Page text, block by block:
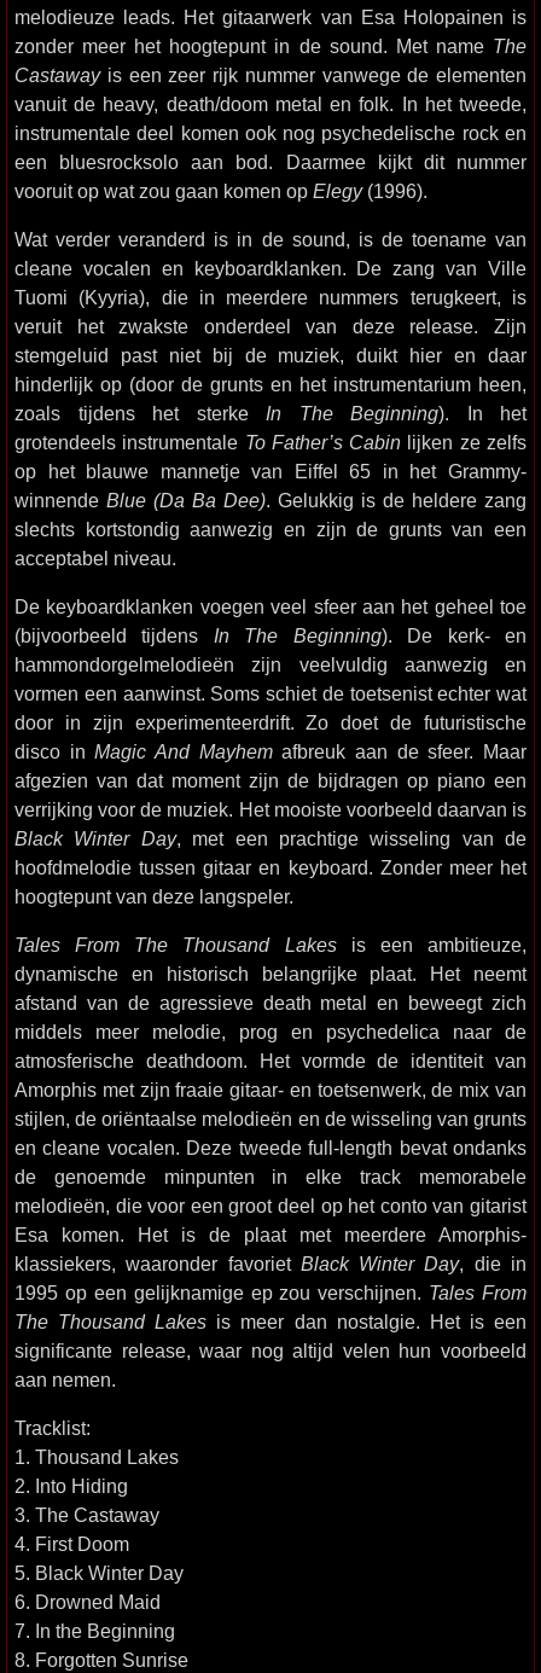
melodieuze leads. Het gitaarwerk van Esa Holopainen is
zonder meer het hoogtepunt in de sound. Met name The
Castawayis een zeer rijk nummer vanwege de elementen
vanuit de heavy, death/doom metal en folk. In het tweede,
instrumentale deel komen ook nog psychedelische rock en
een bluesrocksolo aan bod. Daarmee kijkt dit nummer
vooruit op wat zou gaan komen op Elegy(1996).
Wat verder veranderd is in de sound, is de toename van
cleane vocalen en keyboardklanken. De zang van Ville
Tuomi (Kyyria), die in meerdere nummers terugkeert, is
veruit het zwakste onderdeel van deze release. Zijn
stemgeluid past niet bij de muziek, duikt hier en daar
hinderlijk op (door de grunts en het instrumentarium heen,
zoals tijdens het sterke In The Beginning). In het
grotendeels instrumentale To Father’s Cabin lijken ze zelfs
op het blauwe mannetje van Eiffel 65 in het Grammy-
winnende Blue (Da Ba Dee). Gelukkig is de heldere zang
slechts kortstondig aanwezig en zijn de grunts van een
acceptabel niveau.
De keyboardklanken voegen veel sfeer aan het geheel toe
(bijvoorbeeld tijdens In The Beginning). De kerk- en
hammondorgelmelodieën zijn veelvuldig aanwezig en
vormen een aanwinst. Soms schiet de toetsenist echter wat
door in zijn experimenteerdrift. Zo doet de futuristische
disco inMagic And Mayhemafbreuk aan de sfeer. Maar
afgezien van dat moment zijn de bijdragen op piano een
verrijking voor de muziek. Het mooiste voorbeeld daarvan is
Black Winter Day, met een prachtige wisseling van de
hoofdmelodie tussen gitaar en keyboard. Zonder meer het
hoogtepunt van deze langspeler.
Tales From The Thousand Lakesis een ambitieuze,
dynamische en historisch belangrijke plaat. Het neemt
afstand van de agressieve death metal en beweegt zich
middels meer melodie, prog en psychedelica naar de
atmosferische deathdoom. Het vormde de identiteit van
Amorphis met zijn fraaie gitaar- en toetsenwerk, de mix van
stijlen, de oriëntaalse melodieën en de wisseling van grunts
en cleane vocalen. Deze tweede full-length bevat ondanks
de genoemde minpunten in elke track memorabele
melodieën, die voor een groot deel op het conto van gitarist
Esa komen. Het is de plaat met meerdere Amorphis-
klassiekers, waaronder favoriet Black Winter Day, die in
1995 op een gelijknamige ep zou verschijnen. Tales From
The Thousand Lakes is meer dan nostalgie. Het is een
significante release, waar nog altijd velen hun voorbeeld
aan nemen.
Tracklist:
1. Thousand Lakes
2. Into Hiding
3. The Castaway
4. First Doom
5. Black Winter Day
6. Drowned Maid
7. In the Beginning
8. Forgotten Sunrise